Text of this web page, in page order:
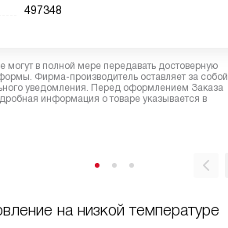
497348
в полной мере передавать достоверную
Фирма-производитель оставляет за собой
уведомления. Перед оформлением Заказа
информация о товаре указывается в
на низкой температуре